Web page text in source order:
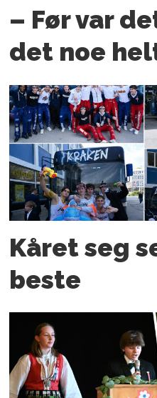
– Før var
det noe
Kåret seg
beste